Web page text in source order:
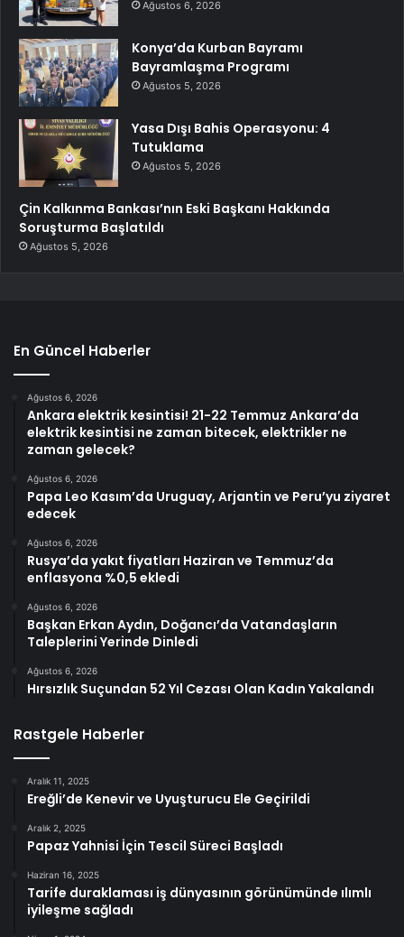
Ağustos 6, 2026
Konya’da Kurban Bayramı
Bayramlaşma Programı
Ağustos 5, 2026
Yasa Dışı Bahis Operasyonu: 4
Tutuklama
Ağustos 5, 2026
Çin Kalkınma Bankası’nın Eski Başkanı Hakkında
Soruşturma Başlatıldı
Ağustos 5, 2026
En Güncel Haberler
Ağustos 6, 2026
Ankara elektrik kesintisi! 21-22 Temmuz Ankara’da
elektrik kesintisi ne zaman bitecek, elektrikler ne
zaman gelecek?
Ağustos 6, 2026
Papa Leo Kasım’da Uruguay, Arjantin ve Peru’yu ziyaret
edecek
Ağustos 6, 2026
Rusya’da yakıt fiyatları Haziran ve Temmuz’da
enflasyona %0,5 ekledi
Ağustos 6, 2026
Başkan Erkan Aydın, Doğancı’da Vatandaşların
Taleplerini Yerinde Dinledi
Ağustos 6, 2026
Hırsızlık Suçundan 52 Yıl Cezası Olan Kadın Yakalandı
Rastgele Haberler
Aralık 11, 2025
Ereğli’de Kenevir ve Uyuşturucu Ele Geçirildi
Aralık 2, 2025
Papaz Yahnisi İçin Tescil Süreci Başladı
Haziran 16, 2025
Tarife duraklaması iş dünyasının görünümünde ılımlı
iyileşme sağladı